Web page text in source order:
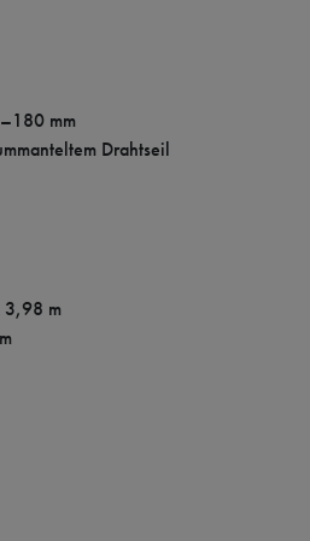
mm
Drahtseil
3,98 m